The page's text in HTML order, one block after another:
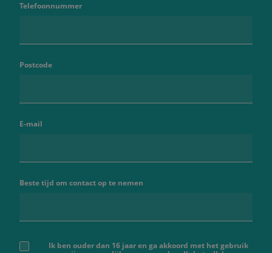
Telefoonnummer
Postcode
E-mail
Beste tijd om contact op te nemen
Ik ben ouder dan 16 jaar en ga akkoord met het gebruik